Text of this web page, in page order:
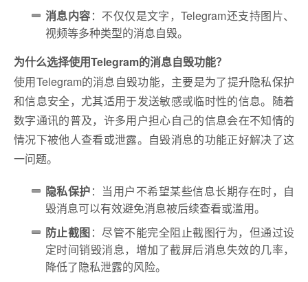
消息内容：不仅仅是文字，Telegram还支持图片、
视频等多种类型的消息自毁。
为什么选择使用Telegram的消息自毁功能？
使用Telegram的消息自毁功能，主要是为了提升隐私保护
和信息安全，尤其适用于发送敏感或临时性的信息。随着
数字通讯的普及，许多用户担心自己的信息会在不知情的
情况下被他人查看或泄露。自毁消息的功能正好解决了这
一问题。
隐私保护：当用户不希望某些信息长期存在时，自
毁消息可以有效避免消息被后续查看或滥用。
防止截图：尽管不能完全阻止截图行为，但通过设
定时间销毁消息，增加了截屏后消息失效的几率，
降低了隐私泄露的风险。